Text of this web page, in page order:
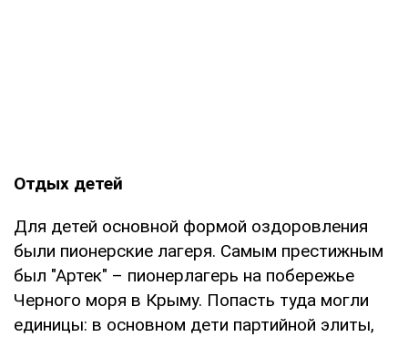
Отдых детей
Для детей основной формой оздоровления
были пионерские лагеря. Самым престижным
был "Артек" – пионерлагерь на побережье
Черного моря в Крыму. Попасть туда могли
единицы: в основном дети партийной элиты,